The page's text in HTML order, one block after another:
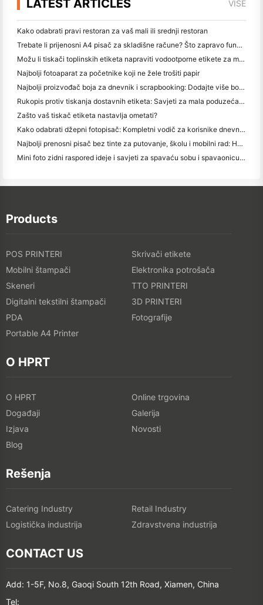
LATEST ARTICLES VIŠE
Kako odabrati pravi restoran za vaš mali ili srednji restoran
Trebate li prijenosni A4 pisač za skladišne račune? Što zapravo funkcionira
Možu li tiskači toplinskih etiketa napraviti vodootporne etikete za male proizvode?
Najbolji fotoaparat za početnike koji ne žele trošiti papir
Najbolji proizvođač boja za dnevnik i scrapbooking: Dodajte više boja na svaku stranicu
Rukopis protiv tiskanja dostavnih etiketa: Savjeti za mala poduzeća u 2026.
Zašto vaš tiskač etiketa nastavlja ometati?
Kako odabrati džepni fotopisač: Kompletni vodič za korisnike dnevnika, putovanja i iPhone-a
Najbolji prenosni pisač bez tinte za putovanje, školu i mobilni rad: Hanin MT620 Pro Pregled
Mini foto zidni raspored ideje i savjeti za spavaću sobu i spavaonicu ukras
Products
POS PRINTERI
Skrivači etikete
Mobilni štampači
Elektronika potrošača
Skeneri
TTO PRINTERI
Digitalni tekstilni štampači
3D PRINTERI
PDA
Fotografije
Portable A4 Printer
O HPRT
O HPRT
Online trgovina
Događaji
Galerija
Izjava
Novosti
Blog
Rešenja
Catering Industry
Retail Industry
Logistička industrija
Zdravstvena industrija
CONTACT US
Add: 1-5F, No.8, Gaoqi South 12th Road, Xiamen, China
Tel: